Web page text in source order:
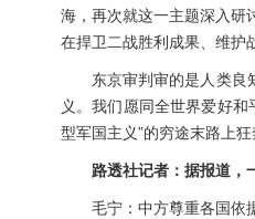
海，再次就这一主题深入研
在捍卫二战胜利成果、维护
东京审判审的是人类良
义。我们愿同全世界爱好
型军国主义”的穷途末路上
路透社记者：据报道，
毛宁：中方尊重各国依